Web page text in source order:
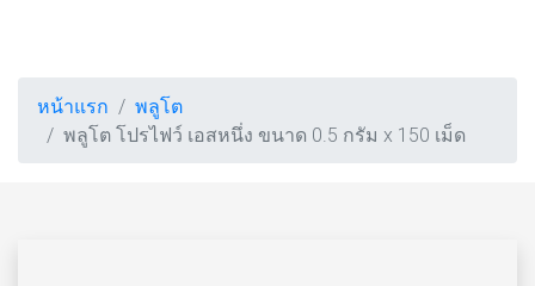
หน้าแรก
พลูโต
พลูโต โปรไฟว์ เอสหนึ่ง ขนาด 0.5 กรัม x 150 เม็ด